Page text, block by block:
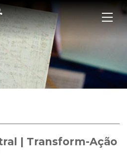
| Transform-Ação